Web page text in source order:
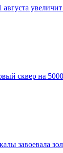
сквер на
завоевала